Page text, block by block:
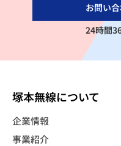
お問い
24時間
塚本無線について
企業情報
事業紹介